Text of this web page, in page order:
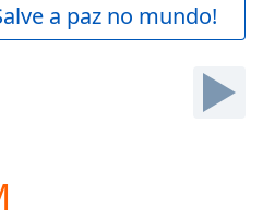
a paz no mundo!